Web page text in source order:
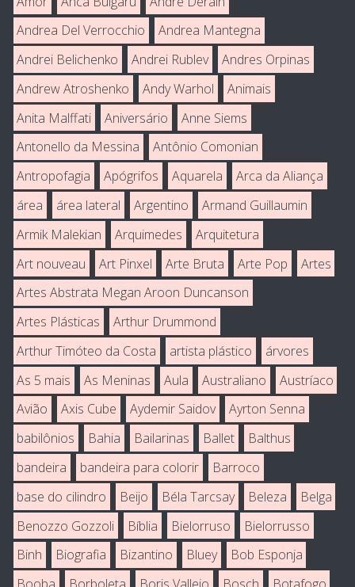
Andrea Del Verrocchio
Andrea Mantegna
Andrei Belichenko
Andrei Rublev
Andres Orpinas
Andrew Atroshenko
Andy Warhol
Animais
Anita Malffati
Aniversário
Anne Siems
Antonello da Messina
Antônio Comonian
Antropofagia
Apógrifos Aquarela
Arca da Aliança
área
área lateral Argentino
Armand Guillaumin
Armik Malekian
Arquimedes
Arquitetura
Art nouveau
Art Pinxel Arte Bruta Arte Pop
Artes
Artes Abstrata Megan Aroon Duncanson
Artes Plásticas
Arthur Drummond
Arthur Timóteo da Costa
artista plástico
árvores
As 5 mais
As Meninas Aula Australiano
Austríaco
Avião
Axis Cube Aydemir Saidov
Ayrton Senna
babilônios
Bahia Bailarinas Ballet
Balthus
bandeira
bandeira para colorir
Barroco
base do cilindro
Beijo Béla Tarcsay Beleza
Belga
Benozzo Gozzoli
Bíblia Bielorruso
Bielorrusso
Binh
Biografia Bizantino Bluey
Bob Esponja